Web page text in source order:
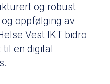
og robust
oppfølging av
Vest IKT bidro
en digital